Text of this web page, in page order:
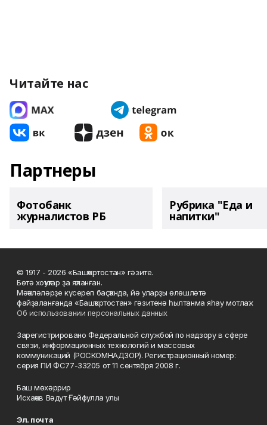
Читайте нас
Партнеры
Фотобанк
журналистов РБ
Рубрика "Еда и
напитки"
© 1917 - 2026 «Башҡортостан» гәзите.
Бөтә хоҡуҡтар ҙа яҡланған.
Мәҡәләләрҙе күсереп баҫҡанда, йә уларҙы өлөшләтә
файҙаланғанда «Башҡортостан» гәзитенә һылтанма яһау мотлаҡ.
Об использовании персональных данных
Зарегистрировано Федеральной службой по надзору в сфере
связи, информационных технологий и массовых
коммуникаций (РОСКОМНАДЗОР). Регистрационный номер:
серия ПИ ФС77-33205 от 11 сентября 2008 г.
Баш мөхәррир
Исхаҡов Вәдүт Ғәйфулла улы
Эл. почта